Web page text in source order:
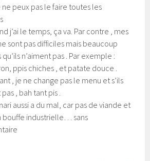
peux pas le faire toutes les
j’ai le temps, ça va. Par contre , mes
sont pas difficiles mais beaucoup
n’aiment pas . Par exemple :
ppis chiches , et patate douce .
, je ne change pas le menu et s’ils
, bah tant pis .
aussi a du mal, car pas de viande et
bouffe industrielle… sans